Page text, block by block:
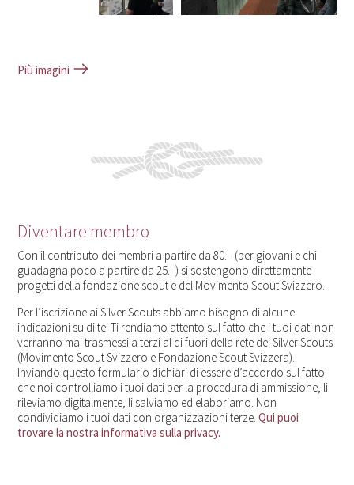
Più imagini
Diventare membro
Con il contributo dei membri a partire da 80.– (per giovani e chi
guadagna poco a partire da 25.–) si sostengono direttamente
progetti della fondazione scout e del Movimento Scout Svizzero.
Per l’iscrizione ai Silver Scouts abbiamo bisogno di alcune
indicazioni su di te. Ti rendiamo attento sul fatto che i tuoi dati non
verranno mai trasmessi a terzi al di fuori della rete dei Silver Scouts
(Movimento Scout Svizzero e Fondazione Scout Svizzera).
Inviando questo formulario dichiari di essere d’accordo sul fatto
che noi controlliamo i tuoi dati per la procedura di ammissione, li
rileviamo digitalmente, li salviamo ed elaboriamo. Non
condividiamo i tuoi dati con organizzazioni terze.Qui puoi
trovare la nostra informativa sulla privacy.